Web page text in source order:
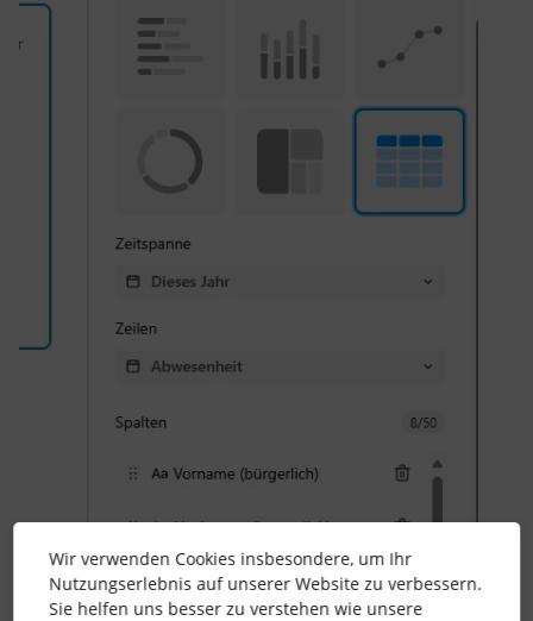
Wir verwenden Cookies insbesondere, um Ihr
Nutzungserlebnis auf unserer Website zu verbessern.
Sie helfen uns besser zu verstehen wie unsere